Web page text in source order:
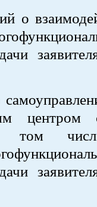
о
центром
в том